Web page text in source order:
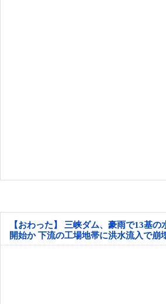
【おわった】 三峡ダム、豪雨で13基
開始か 下流の工場地帯に洪水流入で崩